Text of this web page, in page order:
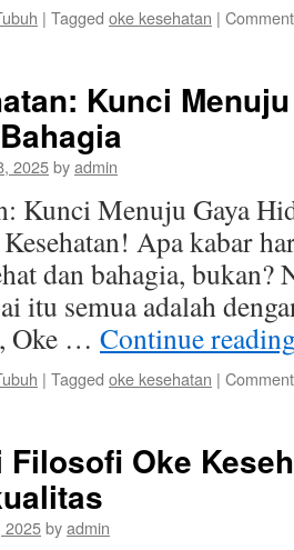
| Tagged oke kesehatan |
Kunci
2025byadmin
Kunci Menuju Gaya
Apa kabar
dan bahagia, bukan?
itu semua adalah
Oke … Continue
| Tagged oke kesehatan |
Filosofi Oke
2025byadmin